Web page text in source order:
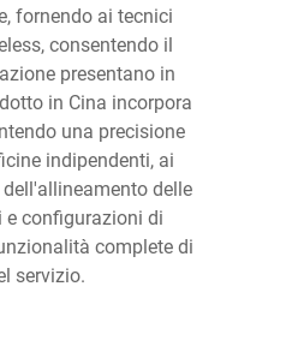
fornendo ai tecnici
consentendo il
presentano in
in Cina incorpora
una precisione
indipendenti, ai
delle
e configurazioni di
complete di
servizio.